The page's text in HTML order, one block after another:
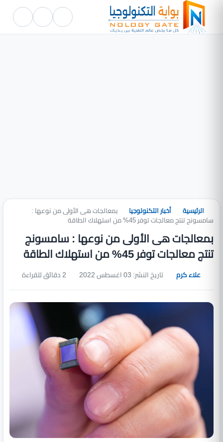
الرئيسية أخبار التكنولوجيا بمعالجات هى الأولى من نوعها :
سامسونج تنتج معالجات توفر 45% من استهلاك الطاقة
بمعالجات هى الأولى من نوعها : سامسونج
تنتج معالجات توفر 45% من استهلاك الطاقة
علاء كرم تاريخ النشر: 03 اغسطس 2022